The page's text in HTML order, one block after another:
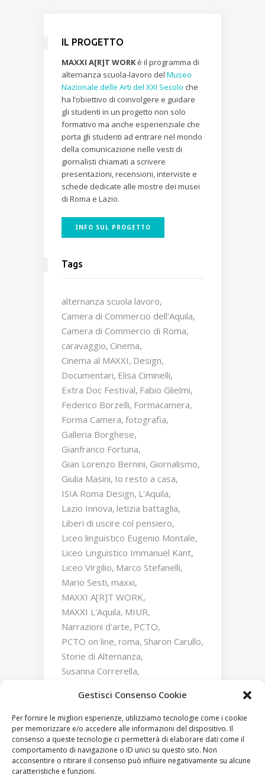
Gestisci Consenso Cookie
Per fornire le migliori esperienze, utilizziamo tecnologie come i cookie
per memorizzare e/o accedere alle informazioni del dispositivo. Il
consenso a queste tecnologie ci permetterà di elaborare dati come il
comportamento di navigazione o ID unici su questo sito. Non
acconsentire o ritirare il consenso può influire negativamente su alcune
caratteristiche e funzioni.
IL PROGETTO
MAXXI A[R]T WORKè il programma di
alternanza scuola-lavoro del Museo
Nazionale delle Arti del XXI Secolo che
ha l’obiettivo di coinvolgere e guidare
gli studenti in un progetto non solo
formativo ma anche esperienziale che
porta gli studenti ad entrare nel mondo
della comunicazione nelle vesti di
giornalisti chiamati a scrivere
presentazioni, recensioni, interviste e
schede dedicate alle mostre dei musei
di Roma e Lazio.
INFO SUL PROGETTO
Tags
alternanza scuola lavoro
Camera di Commercio dell'Aquila
Camera di Commercio di Roma
caravaggio Cinema
Cinema al MAXXI Design
Documentari Elisa Ciminelli
Extra Doc Festival Fabio Glielmi
Federico Borzelli Formacamera
Forma Camera fotografia
Galleria Borghese
Gianfranco Fortuna
Gian Lorenzo Bernini Giornalismo
Giulia Masini Io resto a casa
ISIA Roma Design L'Aquila
Lazio Innova letizia battaglia
Liberi di uscire col pensiero
Liceo linguistico Eugenio Montale
Liceo Linguistico Immanuel Kant
Liceo Virgilio Marco Stefanelli
Mario Sesti maxxi
MAXXI A[R]T WORK
MAXXI L'Aquila MIUR
Narrazioni d'arte PCTO
PCTO on line roma Sharon Carullo
Storie di Alternanza
Susanna Correrella
William Kentridge Zaha Hadid